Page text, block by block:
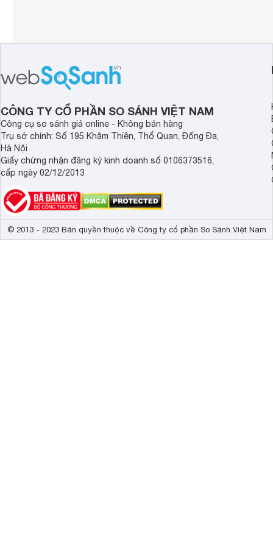
CÔNG TY CỔ PHẦN SO SÁNH VIỆT NAM
Công cụ so sánh giá online - Không bán hàng
Trụ sở chính: Số 195 Khâm Thiên, Thổ Quan, Đống Đa,
Hà Nội
Giấy chứng nhận đăng ký kinh doanh số 0106373516,
cấp ngày 02/12/2013
© 2013 - 2023 Bản quyền thuộc về Công ty cổ phần So Sánh Việt Nam